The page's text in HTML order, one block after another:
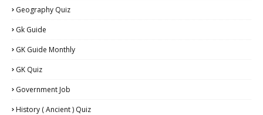
Geography Quiz
Gk Guide
GK Guide Monthly
GK Quiz
Government Job
History ( Ancient ) Quiz